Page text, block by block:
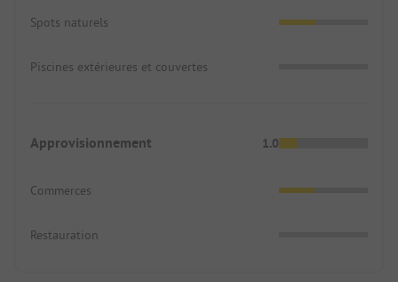
Spots naturels
Piscines extérieures et couvertes
Approvisionnement 1.0
Commerces
Restauration